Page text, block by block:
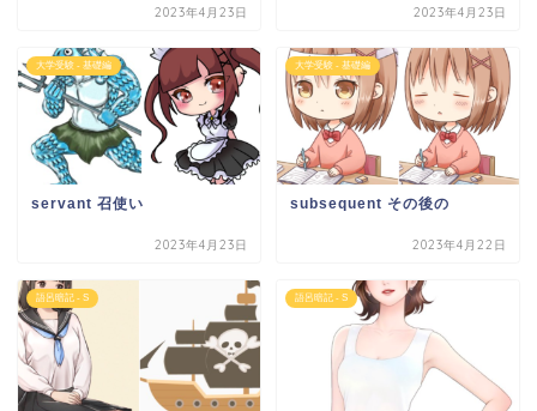
2023年4月23日 2023年4月23日
大学受験 - 基礎編
servant 召使い
2023年4月23日
大学受験 - 基礎編
subsequent その後の
2023年4月22日
語呂暗記 - S 語呂暗記 - S